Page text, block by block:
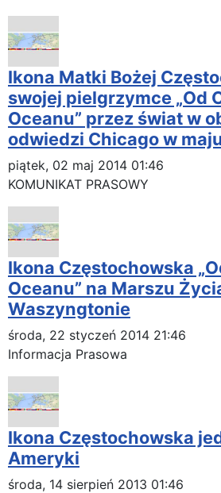
Ikona Matki Bożej
swojej pielgrzymce „Od
Oceanu” przez świat w
odwiedzi Chicago w
piątek, 02 maj 2014 01:46
KOMUNIKAT PRASOWY
Ikona Częstochowska
Oceanu” na Marszu
Waszyngtonie
środa, 22 styczeń 2014 21:46
Informacja Prasowa
Ikona Częstochowska
Ameryki
środa, 14 sierpień 2013 01:46